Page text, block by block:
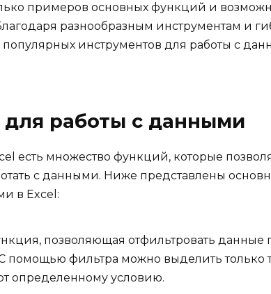
примеров основных функций и
разнообразным инструментам и
инструментов для работы с
работы с данными
есть множество функций, которые
с данными. Ниже представлены
в Excel:
позволяющая отфильтровать
помощью фильтра можно выделить только
определенному условию.